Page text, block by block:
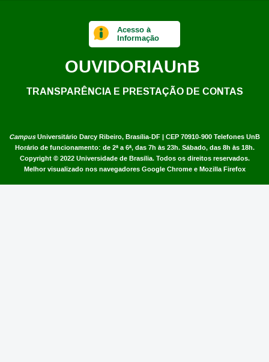
CampusUniversitário Darcy Ribeiro, Brasília-DF | CEP 70910-900 Telefones UnB
Horário de funcionamento: de 2ª a 6ª, das 7h às 23h. Sábado, das 8h às 18h.
Copyright © 2022 Universidade de Brasília. Todos os direitos reservados.
Melhor visualizado nos navegadores Google Chrome e Mozilla Firefox
Acesso à
Informação
OUVIDORIAUnB
TRANSPARÊNCIA E PRESTAÇÃO DE CONTAS